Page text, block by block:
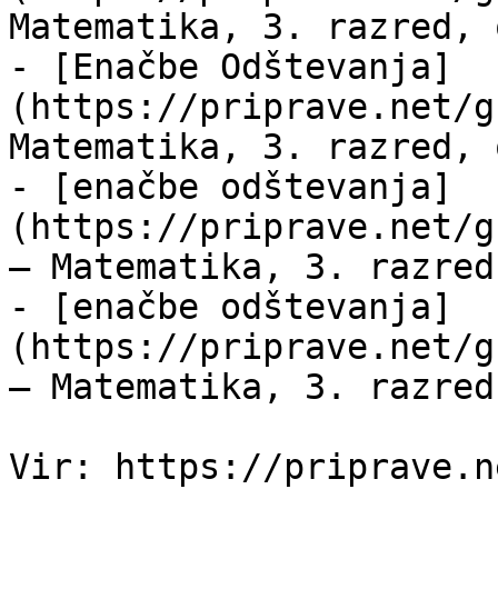
Matematika, 3. razred,
- [Enačbe Odštevanja]
(https://priprave.net/
Matematika, 3. razred,
- [enačbe odštevanja]
(https://priprave.net/
— Matematika, 3.
- [enačbe odštevanja]
(https://priprave.net/
— Matematika, 3.